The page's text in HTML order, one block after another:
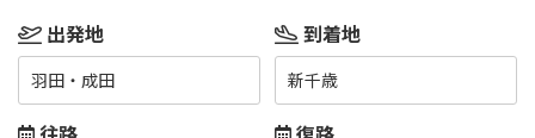
出発地
羽田・成田
到着地
新千歳